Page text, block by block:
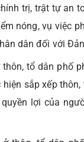
trị, trật tự an
nóng, vụ việc
dân đối với
tổ dân phố
sắp xếp
lợi của